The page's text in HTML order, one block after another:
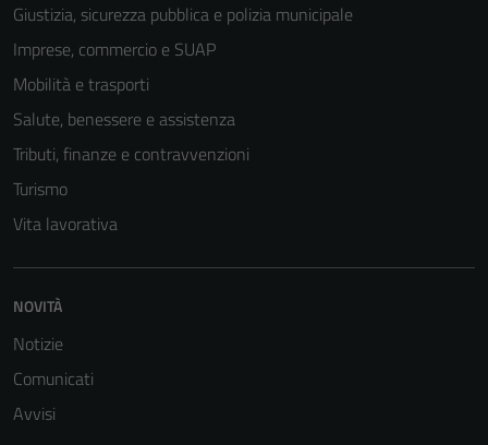
Giustizia, sicurezza pubblica e polizia municipale
Imprese, commercio e SUAP
Mobilità e trasporti
Salute, benessere e assistenza
Tributi, finanze e contravvenzioni
Turismo
Vita lavorativa
NOVITÀ
Notizie
Comunicati
Avvisi